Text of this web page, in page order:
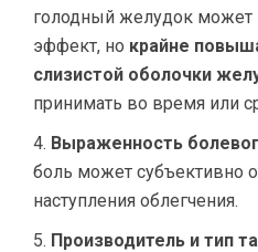
голодный желудок может
эффект, но крайне
слизистой оболочки
принимать во время или
Выраженность
боль может субъективно
наступления облегчения.
Производитель и тип